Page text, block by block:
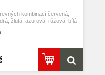
kombinací červená,
žlutá, azurová, růžová, bílá
barva, stisknutím tlačítka se
další barva.
režim změny barvy.
dotykové tlačítko na poslední